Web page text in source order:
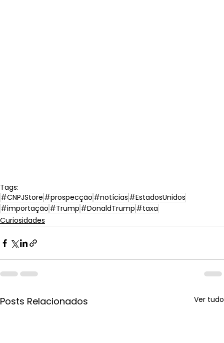
Tags:
#CNPJStore #prospecção #notícias #EstadosUnidos
#importação #Trump #DonaldTrump #taxa
Curiosidades
Posts Relacionados Ver tudo